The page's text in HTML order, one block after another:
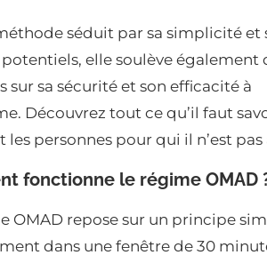
séduit par sa simplicité et
elle soulève également
sur sa sécurité et son efficacité à
Découvrez tout ce qu’il faut
les personnes pour qui il n’est
fonctionne le régime OMAD
OMAD repose sur un principe
dans une fenêtre de 30